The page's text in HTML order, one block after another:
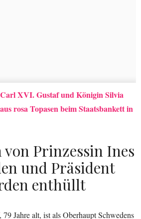
XVI. Gustaf und Königin Silvia
rosa Topasen beim Staatsbankett in
von Prinzessin Ines
und Präsident
enthüllt
, 79 Jahre alt, ist als Oberhaupt Schwedens